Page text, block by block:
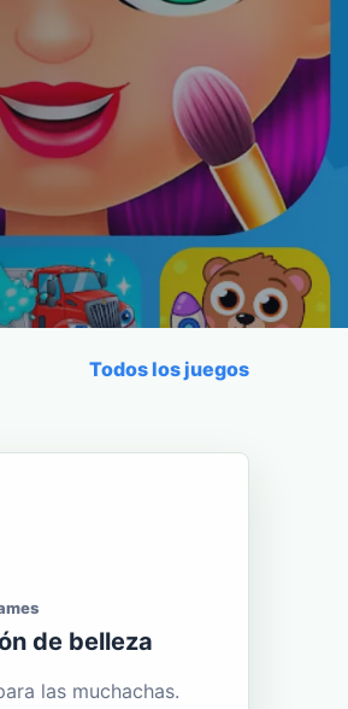
Todos los juegos
de belleza
las muchachas.